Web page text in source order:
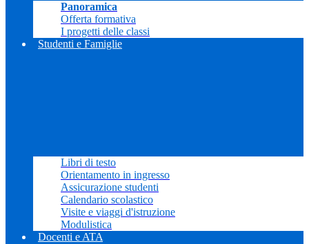
Panoramica
Offerta formativa
I progetti delle classi
Studenti e Famiglie
Libri di testo
Orientamento in ingresso
Assicurazione studenti
Calendario scolastico
Visite e viaggi d'istruzione
Modulistica
Docenti e ATA